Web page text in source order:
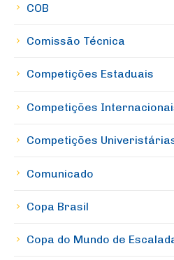
COB
Comissão Técnica
Competições Estaduais
Competições
Competições
Comunicado
Copa Brasil
Copa do Mundo de